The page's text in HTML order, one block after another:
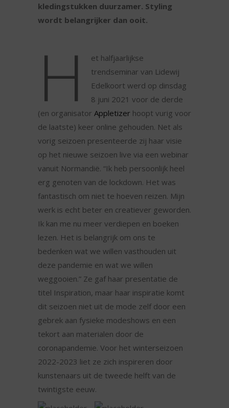
kledingstukken duurzamer. Styling
wordt belangrijker dan ooit.
H
et halfjaarlijkse
trendseminar van Lidewij
Edelkoort werd op dinsdag
8 juni 2021 voor de derde
(en organisator Appletizer hoopt vurig voor
de laatste) keer online gehouden. Net als
vorig seizoen presenteerde zij haar visie
op het nieuwe seizoen live via een webinar
vanuit Normandië. “Ik heb persoonlijk heel
erg genoten van de lockdown. Het was
fantastisch om niet te hoeven reizen. Mijn
werk is echt beter en creatiever geworden.
Ik kan me nu meer verdiepen en boeken
lezen. Het is belangrijk om ons te
bedenken wat we willen vasthouden uit
deze pandemie en wat we willen
weggooien.” Ze gaf haar presentatie de
titel Inspiration, maar haar inspiratie komt
dit seizoen niet uit de mode zelf door een
gebrek aan fysieke modeshows en een
tekort aan materialen door de
coronapandemie. Voor het winterseizoen
2022-2023 liet ze zich inspireren door
kunstenaars uit de tweede helft van de
twintigste eeuw.